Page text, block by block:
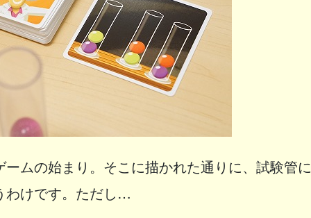
ムの始まり。そこに描かれた通りに、試験管に
わけです。ただし…